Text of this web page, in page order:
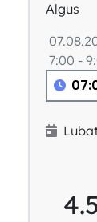
Algus
7:00 -